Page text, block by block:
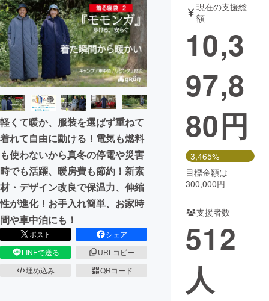
テクノロジー・ガジェット
映像・映画 書籍・雑誌
ビジネス・起業 チャレンジ
まちづくり・地域活性化
CAMPFIRE for Social Good
CAMPFIRE Creation
CAMPFIREふるさと納税machi-ya コミュニティ
軽くて暖か、服装を選ばず重ねて
着れて自由に動ける！電気も燃料
も使わないから真冬の停電や災害
時でも活躍、暖房費も節約！新素
材・デザイン改良で保温力、伸縮
性が進化！お手入れ簡単、お家時
間や車中泊にも！
ポスト
シェア
LINEで送る
URLコピー
埋め込み
QRコード
現在の支援総
額
10,3
97,8
80円
3,465%
目標金額は
300,000円
支援者数
512
人